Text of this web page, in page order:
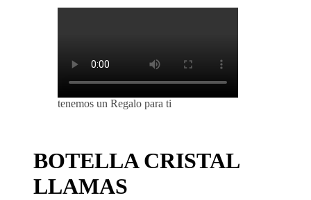
tenemos un Regalo para ti
BOTELLA CRISTAL
LLAMAS